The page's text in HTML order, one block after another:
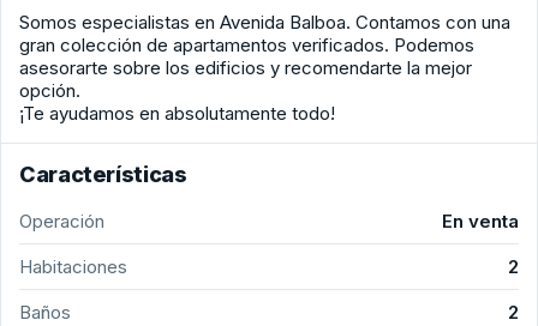
Somos especialistas en Avenida Balboa. Contamos con una
gran colección de apartamentos verificados. Podemos
asesorarte sobre los edificios y recomendarte la mejor
opción.
¡Te ayudamos en absolutamente todo!
Características
Operación
En venta
Habitaciones
2
Baños
2